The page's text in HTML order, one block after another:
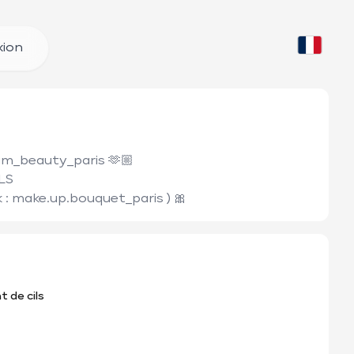
🫶🏼
make.up.bouquet_paris ) 🎀
de cils